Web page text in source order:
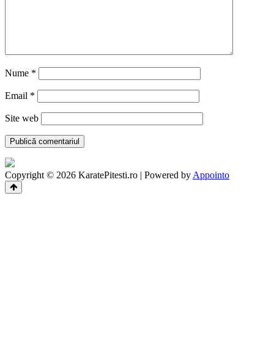
Nume *
Email *
Site web
Copyright © 2026 KaratePitesti.ro | Powered by Appointo